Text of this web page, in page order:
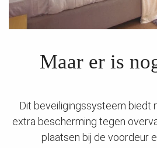
Maar er is
Dit beveiligingssysteem biedt
extra bescherming tegen
plaatsen bij de voordeur